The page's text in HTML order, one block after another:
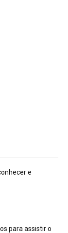
e
para assistir o